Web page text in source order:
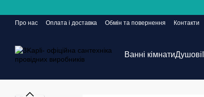
Про нас Оплата і доставка Обмін та повернення Контакти
Ванні кімнатиДушові